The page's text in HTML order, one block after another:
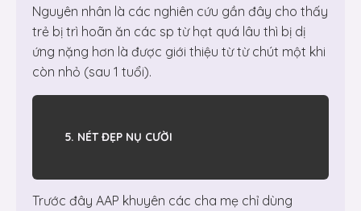
Nguyên nhân là các nghiên cứu gần đây cho thấy
trẻ bị trì hoãn ăn các sp từ hạt quá lâu thì bị dị
ứng nặng hơn là được giới thiệu từ từ chút một khi
còn nhỏ (sau 1 tuổi).
5. NÉT ĐẸP NỤ CƯỜI
Trước đây AAP khuyên các cha mẹ chỉ dùng